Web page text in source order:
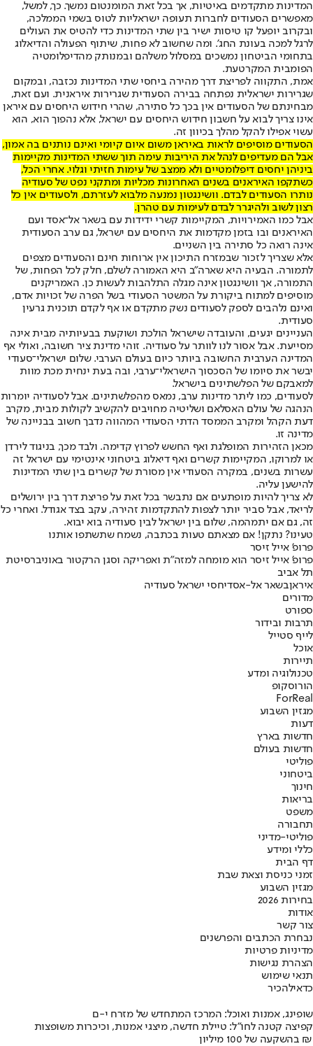
המדינות מתקדמים באיטיות, אך בכל זאת המומנטום נמשך. כך, למשל,
מאפשרים הסעודים לחברות תעופה ישראליות לטוס בשמי הממלכה,
ובקרוב יופעל קו טיסות ישיר בין שתי המדינות כדי להטיס את העולים
לרגל למכה בעונת החג'. ומה שחשוב לא פחות, שיתוף הפעולה והדיאלוג
בתחומי הביטחון נמשכים במסלול משלהם ובמנותק מהדיפלומטיה
הפומבית המקרטעת.
אמת, התקווה לפריצת דרך מהירה ביחסי שתי המדינות נכזבה, ובמקום
שגרירות ישראלית נפתחה בבירה הסעודית שגרירות איראנית. ועם זאת,
מבחינתם של הסעודים אין בכך כל סתירה, שהרי חידוש היחסים עם איראן
אינו צריך לבוא על חשבון חידוש היחסים עם ישראל, אלא נהפוך הוא, הוא
עשוי אפילו להקל מהלך בכיוון זה.
הסעודים מוסיפים לראות באיראן משום איום קיומי ואינם נותנים בה אמון,
אבל הם מעדיפים לנהל את היריבות עימה תוך ששתי המדינות מקיימות
ביניהן יחסים דיפלומטיים ולא ממצב של עימות חזיתי וגלוי. אחרי הכל,
כשתקפו האיראנים בשנים האחרונות מכליות ומתקני נפט של סעודיה
נותרו הסעודים לבדם. וושינגטון נמנעה מלבוא לעזרתם, ולסעודים אין כל
רצון לשוב ולהיגרר לבדם לעימות עם טהרן.
אבל כמו האמירויות, המקיימות קשרי ידידות עם בשאר אל־אסד ועם
האיראנים ובו בזמן מקדמות את היחסים עם ישראל, גם ערב הסעודית
אינה רואה כל סתירה בין השניים.
אלא שצריך לזכור שבמזרח התיכון אין ארוחות חינם והסעודים מצפים
לתמורה. הבעיה היא שארה"ב היא האמורה לשלם, חלק לכל הפחות, של
התמורה, אך וושינגטון אינה מגלה התלהבות לעשות כן. האמריקנים
מוסיפים למתוח ביקורת על המשטר הסעודי בשל הפרה של זכויות אדם,
ואינם נלהבים לספק לסעודים נשק מתקדם או אף לקדם תוכנית גרעין
סעודית.
העניינים יגעים, והעובדה שישראל הולכת ושוקעת בבעיותיה מבית אינה
מסייעת. אבל אסור לנו לוותר על סעודיה. זוהי מדינת ציר חשובה, ואולי אף
המדינה הערבית החשובה ביותר כיום בעולם הערבי. שלום ישראלי־סעודי
יבשר את סיומו של הסכסוך הישראלי־ערבי, ובה בעת ינחית מכת מוות
למאבקם של הפלשתינים בישראל.
לסעודים, כמו ליתר מדינות ערב, נמאס מהפלשתינים. אבל לסעודיה יומרות
הנהגה של עולם האסלאם ושליטיה מחויבים להקשיב לקולות מבית, מקרב
דעת הקהל ומקרב הממסד הדתי הסעודי המהווה נדבך חשוב בבניינה של
מדינה זו.
מכאן הזהירות המופלגת ואף החשש לפרוץ קדימה. ולבד מכך, בניגוד לירדן
או למרוקו, המקיימות קשרים ואף דיאלוג ביטחוני אינטימי עם ישראל זה
עשרות בשנים, במקרה הסעודי אין מסורת של קשרים בין שתי המדינות
להישען עליה.
לא צריך להיות מופתעים אם נתבשר בכל זאת על פריצת דרך בין ירושלים
לריאד, אבל סביר יותר לצפות להתקדמות זהירה, עקב בצד אגודל. ואחרי כל
זה, גם אם יתמהמה, שלום בין ישראל לבין סעודיה בוא יבוא.
טעינו? נתקן! אם מצאתם טעות בכתבה, נשמח שתשתפו אותנו
פרופ' אייל זיסר
פרופ' אייל זיסר הוא מומחה למזה"ת ואפריקה וסגן הרקטור באוניברסיטת
תל אביב
איראןבשאר אל-אסדיחסי ישראל סעודיה
מדורים
ספורט
תרבות ובידור
לייף סטייל
אוכל
תיירות
טכנולוגיה ומדע
הורוסקופ
ForReal
מגזין השבוע
דעות
חדשות בארץ
חדשות בעולם
פוליטי
ביטחוני
חינוך
בריאות
משפט
תחבורה
פוליטי-מדיני
כללי ומידע
דף הבית
זמני כניסת וצאת שבת
מגזין השבוע
בחירות 2026
אודות
צור קשר
נבחרת הכתבים והפרשנים
מדיניות פרטיות
הצהרת נגישות
תנאי שימוש
כדאילהכיר
שופינג, אמנות ואוכל: המרכז המתחדש של מזרח י-ם
קפיצה קטנה לחו"ל: טיילת חדשה, מיצגי אמנות, וכיכרות משופצות
בהשקעה של 100 מיליון ₪